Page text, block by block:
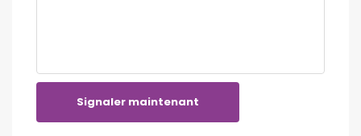
Signaler maintenant